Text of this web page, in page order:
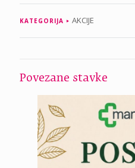
KATEGORIJA AKCIJE
Povezane stavke